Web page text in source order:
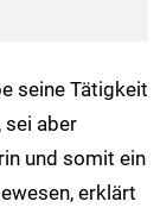
seine Tätigkeit
sei aber
und somit ein
erklärt